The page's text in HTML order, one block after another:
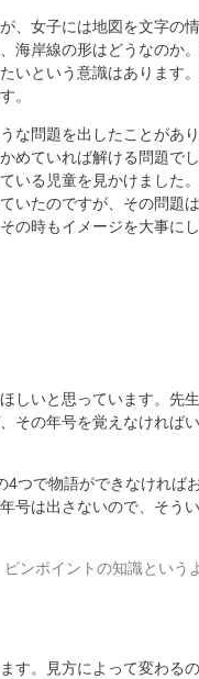
、女子には地図を文字の
海岸線の形はどうなのか
いという意識はあります
。
な問題を出したことがあ
めていれば解ける問題でし
いる児童を見かけました
いたのですが、その問題
の時もイメージを大事に
しいと思っています。先
その年号を覚えなければ
つで物語ができなければ
号は出さないので、そう
ンポイントの知識という
す。見方によって変わる